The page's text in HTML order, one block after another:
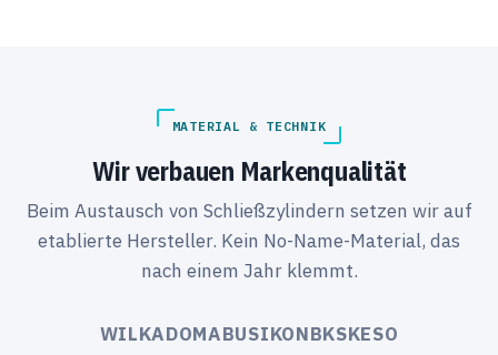
MATERIAL & TECHNIK
Wir verbauen Markenqualität
Beim Austausch von Schließzylindern setzen wir auf
etablierte Hersteller. Kein No-Name-Material, das
nach einem Jahr klemmt.
WILKADOMABUSIKONBKSKESO